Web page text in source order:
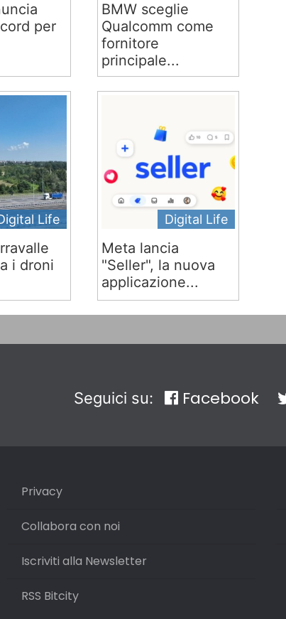
per
BMW sceglie
Qualcomm come
fornitore
principale...
Life
i droni
Digital Life
Meta lancia
"Seller", la nuova
applicazione...
Seguici su: Facebook
Privacy
Collabora con noi
Iscriviti alla Newsletter
RSS Bitcity